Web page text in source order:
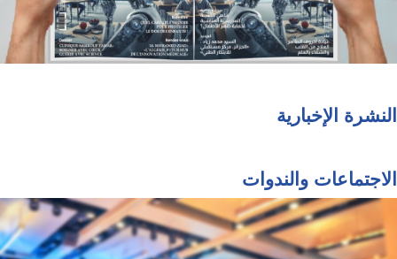
النشرة الإخبارية
الاجتماعات والندوات